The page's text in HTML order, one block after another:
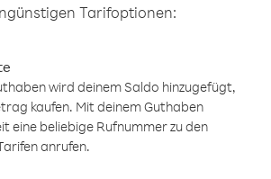
Tarifoptionen:
wird deinem Saldo hinzugefügt,
kaufen. Mit deinem Guthaben
eine beliebige Rufnummer zu den
anrufen.